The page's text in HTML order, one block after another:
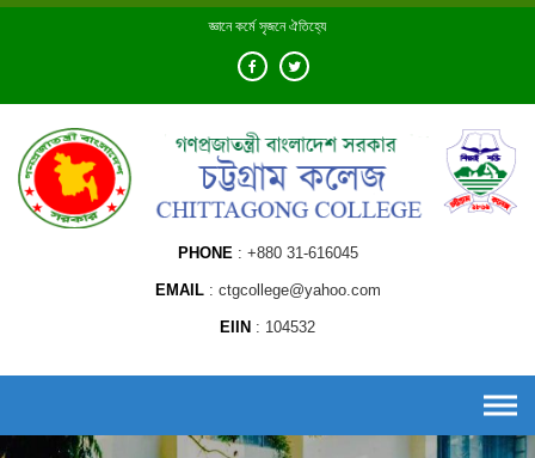
Skip
জ্ঞানে কর্মে সৃজনে ঐতিহ্যে
PHONE +880 31-616045
EMAIL ctgcollege@yahoo.com
EIIN 104532